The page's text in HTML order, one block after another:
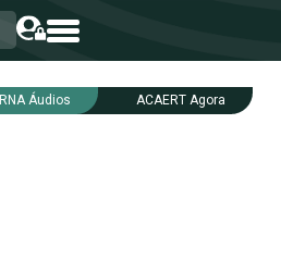
RNA Áudios ACAERT Agora